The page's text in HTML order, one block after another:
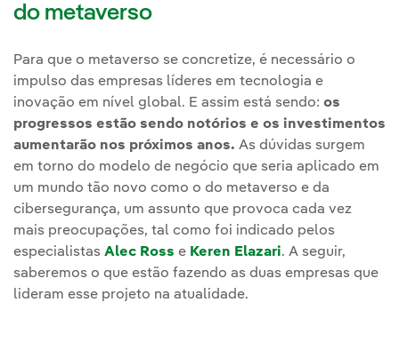
do metaverso
Para que o metaverso se concretize, é necessário o
impulso das empresas líderes em tecnologia e
inovação em nível global. E assim está sendo: os
progressos estão sendo notórios e os investimentos
aumentarão nos próximos anos. As dúvidas surgem
em torno do modelo de negócio que seria aplicado em
um mundo tão novo como o do metaverso e da
cibersegurança, um assunto que provoca cada vez
mais preocupações, tal como foi indicado pelos
especialistas Alec Ross e Keren Elazari. A seguir,
saberemos o que estão fazendo as duas empresas que
lideram esse projeto na atualidade.